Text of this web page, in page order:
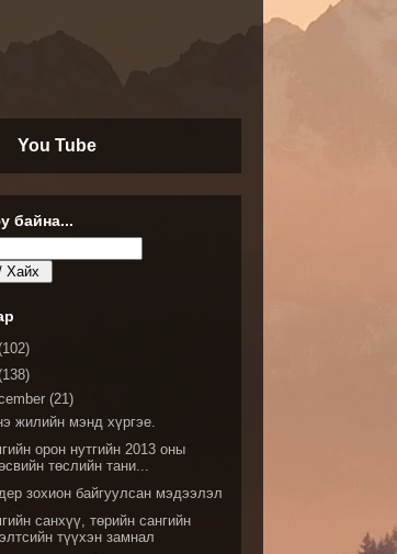
You Tube
байна...
(21)
жилийн мэнд хүргэе.
орон нутгийн 2013 оны
төслийн тани...
зохион байгуулсан мэдээлэл
санхүү, төрийн сангийн
түүхэн замнал